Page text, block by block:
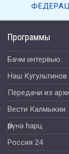
Программы
Бачм интервью.
Наш Кугультинов
Передачи из
Вести Калмыкии
Өрүнә һарц
Россия 24